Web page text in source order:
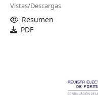
Vistas/Descargas
Resumen
PDF